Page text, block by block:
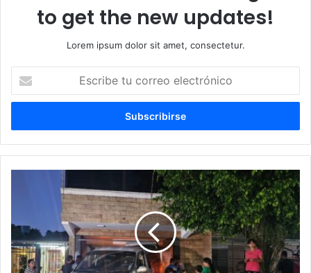
to get the new updates!
Lorem ipsum dolor sit amet, consectetur.
correo